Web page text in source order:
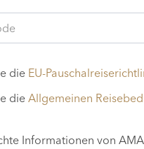
die EU-
die Allgemeinen
Informationen von